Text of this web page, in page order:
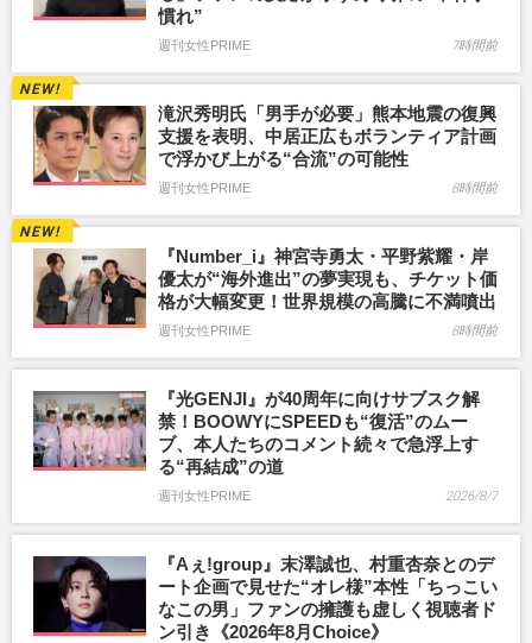
慣れ”
週刊女性PRIME 7時間前
滝沢秀明氏「男手が必要」熊本地震の復興
支援を表明、中居正広もボランティア計画
で浮かび上がる“合流”の可能性
週刊女性PRIME 8時間前
『Number_i』神宮寺勇太・平野紫耀・岸
優太が“海外進出”の夢実現も、チケット価
格が大幅変更！世界規模の高騰に不満噴出
週刊女性PRIME 8時間前
『光GENJI』が40周年に向けサブスク解
禁！BOOWYにSPEEDも“復活”のムー
ブ、本人たちのコメント続々で急浮上す
る“再結成”の道
週刊女性PRIME 2026/8/7
『Aぇ!group』末澤誠也、村重杏奈とのデ
ート企画で見せた“オレ様”本性「ちっこい
なこの男」ファンの擁護も虚しく視聴者ド
ン引き《2026年8月Choice》